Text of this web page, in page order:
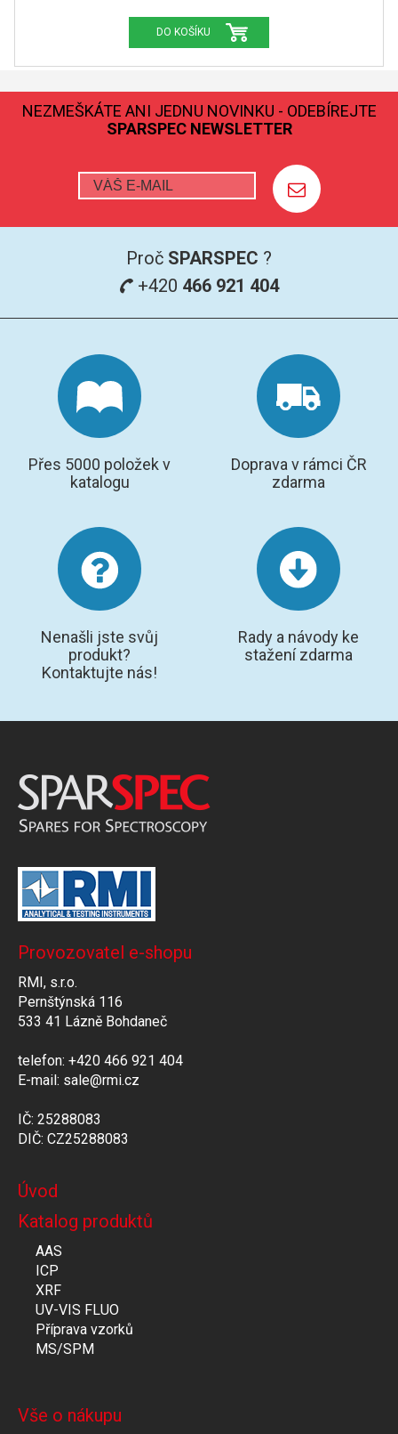
DO KOŠÍKU
NEZMEŠKÁTE ANI JEDNU NOVINKU - ODEBÍREJTE
SPARSPEC NEWSLETTER
Proč SPARSPEC ?
+420 466 921 404
Přes 5000 položek v
katalogu
Doprava v rámci ČR
zdarma
Nenašli jste svůj
produkt?
Kontaktujte nás!
Rady a návody ke
stažení zdarma
Provozovatel e-shopu
RMI, s.r.o.
Pernštýnská 116
533 41 Lázně Bohdaneč
telefon: +420 466 921 404
E-mail: sale@rmi.cz
IČ: 25288083
DIČ: CZ25288083
Úvod
Katalog produktů
AAS
ICP
XRF
UV-VIS FLUO
Příprava vzorků
MS/SPM
Vše o nákupu